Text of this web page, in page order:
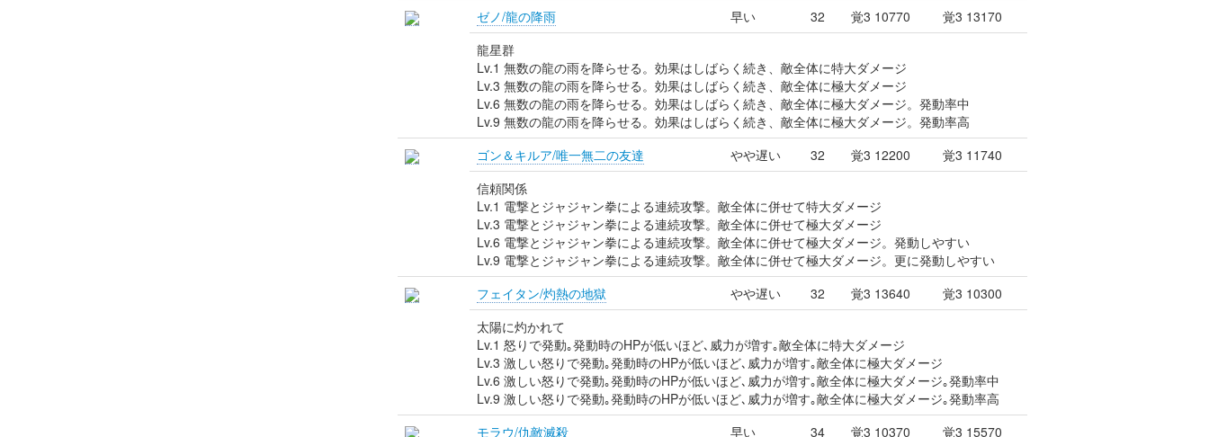
ゼノ/龍の降雨
早い 32 覚3 10770
覚3 13170
龍星群
Lv.1 無数の龍の雨を降らせる。効果はしばらく続き、敵全体に特大ダメージ
Lv.3 無数の龍の雨を降らせる。効果はしばらく続き、敵全体に極大ダメージ
Lv.6 無数の龍の雨を降らせる。効果はしばらく続き、敵全体に極大ダメージ。発動率中
Lv.9 無数の龍の雨を降らせる。効果はしばらく続き、敵全体に極大ダメージ。発動率高
ゴン＆キルア/唯一無二の友達
やや遅い 32 覚3 12200
覚3 11740
信頼関係
Lv.1 電撃とジャジャン拳による連続攻撃。敵全体に併せて特大ダメージ
Lv.3 電撃とジャジャン拳による連続攻撃。敵全体に併せて極大ダメージ
Lv.6 電撃とジャジャン拳による連続攻撃。敵全体に併せて極大ダメージ。発動しやすい
Lv.9 電撃とジャジャン拳による連続攻撃。敵全体に併せて極大ダメージ。更に発動しやすい
フェイタン/灼熱の地獄
やや遅い 32 覚3 13640
覚3 10300
太陽に灼かれて
Lv.1 怒りで発動｡発動時のHPが低いほど､威力が増す｡敵全体に特大ダメージ
Lv.3 激しい怒りで発動｡発動時のHPが低いほど､威力が増す｡敵全体に極大ダメージ
Lv.6 激しい怒りで発動｡発動時のHPが低いほど､威力が増す｡敵全体に極大ダメージ｡発動率中
Lv.9 激しい怒りで発動｡発動時のHPが低いほど､威力が増す｡敵全体に極大ダメージ｡発動率高
モラウ/仇敵滅殺
早い 34 覚3 10370 覚3 15570